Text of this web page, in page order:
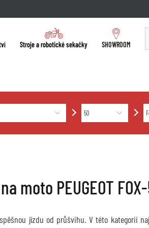
Stroje a robotické sekačky SHOWROOM
moto PEUGEOT
jízdu od průšvihu. V této kategorii